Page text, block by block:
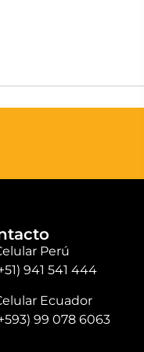
Perú
941 541 444
Ecuador
99 078 6063